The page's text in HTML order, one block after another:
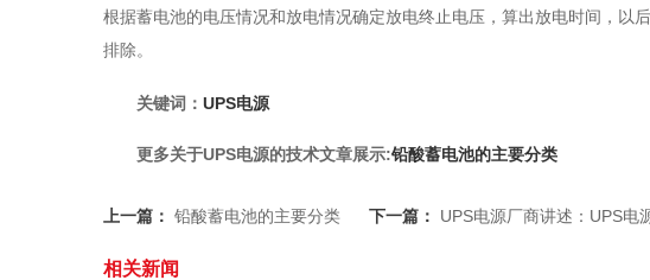
根据蓄电池的电压情况和放电情况确定放电终止电压，算出放电时间，以
排除。
关键词： UPS电源
更多关于UPS电源的技术文章展示:铅酸蓄电池的主要分类
上一篇： 铅酸蓄电池的主要分类 下一篇： UPS电源厂商讲述：UPS电
相关新闻